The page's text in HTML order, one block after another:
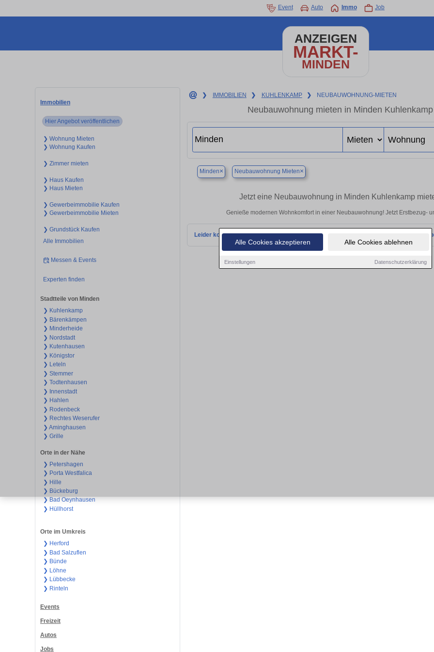
Alle Cookies akzeptieren Alle Cookies ablehnen
Einstellungen Datenschutzerklärung
Event Auto Immo Job
ANZEIGEN
MARKT-
MINDEN
Immobilien
Hier Angebot veröffentlichen
❯ Wohnung Mieten
❯ Wohnung Kaufen
❯ Zimmer mieten
❯ Haus Kaufen
❯ Haus Mieten
❯ Gewerbeimmobilie Kaufen
❯ Gewerbeimmobilie Mieten
❯ Grundstück Kaufen
Alle Immobilien
Messen & Events
Experten finden
Stadtteile von Minden
❯ Kuhlenkamp
❯ Bärenkämpen
❯ Minderheide
❯ Nordstadt
❯ Kutenhausen
❯ Königstor
❯ Leteln
❯ Stemmer
❯ Todtenhausen
❯ Innenstadt
❯ Hahlen
❯ Rodenbeck
❯ Rechtes Weserufer
❯ Aminghausen
❯ Grille
Orte in der Nähe
❯ Petershagen
❯ Porta Westfalica
❯ Hille
❯ Bückeburg
❯ Bad Oeynhausen
❯ Hüllhorst
Orte im Umkreis
❯ Herford
❯ Bad Salzuflen
❯ Bünde
❯ Löhne
❯ Lübbecke
❯ Rinteln
Events
Freizeit
Autos
Jobs
❯ IMMOBILIEN ❯ KUHLENKAMP ❯ NEUBAUWOHNUNG-MIETEN
Neubauwohnung mieten in Minden
Minden× Neubauwohnung Mieten×
Jetzt eine Neubauwohnung in Minden Kuhlenkamp
Genieße modernen Wohnkomfort in einer Neubauwohnung! Jetzt Erstbezug-
Leider konnten wir derzeit keine passenden Objekte finden. Schauen Sie bald wieder